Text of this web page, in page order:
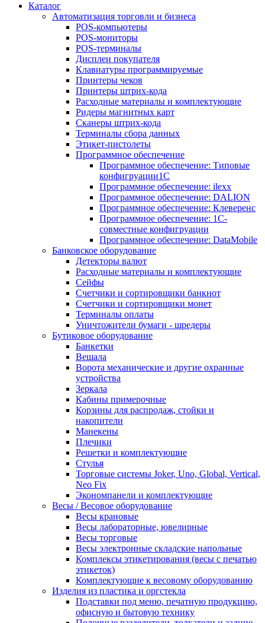
Каталог
Автоматизация торговли и бизнеса
POS-компьютеры
POS-мониторы
POS-терминалы
Дисплеи покупателя
Клавиатуры программируемые
Принтеры чеков
Принтеры штрих-кода
Расходные материалы и комплектующие
Ридеры магнитных карт
Сканеры штрих-кода
Терминалы сбора данных
Этикет-пистолеты
Программное обеспечение
Программное обеспечение: Типовые
конфигруации1С
Программное обеспечение: ilexx
Программное обеспечение: DALION
Программное обеспечение: Клеверенс
Программное обеспечение: 1С-
совместные конфигруации
Программное обеспечение: DataMobile
Банковское оборудование
Детекторы валют
Расходные материалы и комплектующие
Сейфы
Счетчики и сортировщики банкнот
Счетчики и сортировщики монет
Терминалы оплаты
Уничтожители бумаги - шредеры
Бутиковое оборудование
Банкетки
Вешала
Ворота механические и другие охранные
устройства
Зеркала
Кабины примерочные
Корзины для распродаж, стойки и
накопители
Манекены
Плечики
Решетки и комплектующие
Стулья
Торговые системы Joker, Uno, Global, Vertical,
Neo Fix
Экономпанели и комплектующие
Весы / Весовое оборудование
Весы крановые
Весы лабораторные, ювелирные
Весы торговые
Весы электронные складские напольные
Комплексы этикетирования (весы с печатью
этикеток)
Комплектующие к весовому оборудованию
Изделия из пластика и оргстекла
Подставки под меню, печатную продукцию,
офисную и бытовую технику